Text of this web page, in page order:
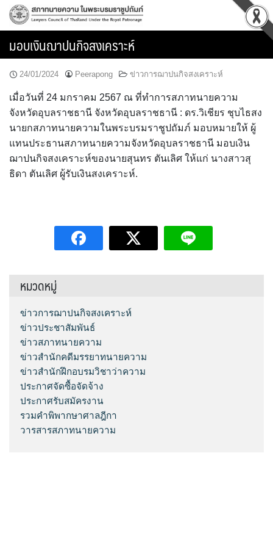
Skip
มอบเงินฌาปนกิจสงเคราะห์
24/01/2024 Peerapong ข่าวการฌาปนกิจสงเคราะห์
เมื่อวันที่ 24 มกราคม 2567 ณ ที่ทำการสภาทนายความ
จังหวัดอุบลราชธานี จังหวัดอุบลราชธานี : ดร.วิเชียร ชุบไธสง
นายกสภาทนายความในพระบรมราชูปถัมภ์ มอบหมายให้ ผู้
แทนประธานสภาทนายความจังหวัดอุบลราชธานี มอบเงิน
ฌาปนกิจสงเคราะห์ของนายสุนทร ตันเลิศ ให้แก่ นางสาวสุ
ธิดา ตันเลิศ ผู้รับเงินสงเคราะห์.
หมวดหมู่
ข่าวการฌาปนกิจสงเคราะห์
ข่าวประชาสัมพันธ์
ข่าวสภาทนายความ
ข่าวสำนักคดีมรรยาทนายความ
ข่าวสำนักฝึกอบรมวิชาว่าความ
ประกาศจัดซื้อจัดจ้าง
ประกาศรับสมัครงาน
รวมคำพิพากษาศาลฎีกา
วารสารสภาทนายความ